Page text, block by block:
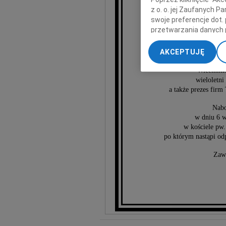
wieloletni
a także prezes
w dniu 6
w kościele
po którym nastąpi
z o. o. jej Zaufanych
swoje preferencje dot.
przetwarzania danych
„Ustawienia
My, nasi Zaufani
dokładnych danych
Przechowywanie
treści, badnie
AKCEPTUJĘ